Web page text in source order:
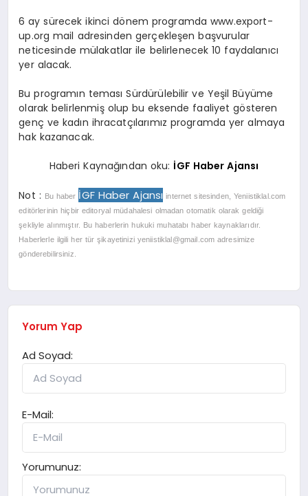
6 ay sürecek ikinci dönem programda www.export-
up.org mail adresinden gerçekleşen başvurular
neticesinde mülakatlar ile belirlenecek 10 faydalanıcı
yer alacak.
Bu programın teması Sürdürülebilir ve Yeşil Büyüme
olarak belirlenmiş olup bu eksende faaliyet gösteren
genç ve kadın ihracatçılarımız programda yer almaya
hak kazanacak.
Haberi Kaynağından oku: İGF Haber Ajansı
Not : Bu haber İGF Haber Ajansı internet sitesinden, Yeniistiklal.com
editörlerinin hiçbir editoryal müdahalesi olmadan otomatik olarak geldiği
şekliyle alınmıştır. Bu haberlerin hukuki muhatabı haber kaynaklarıdır.
Haberlerle ilgili her tür şikayetinizi yeniistiklal@gmail.com adresimize
gönderebilirsiniz.
Yorum Yap
Ad Soyad:
E-Mail:
Yorumunuz: